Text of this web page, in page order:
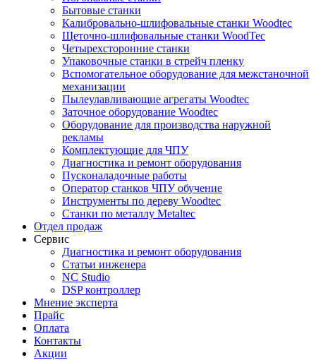
Бытовые станки
Калибровально-шлифовальные станки Woodtec
Щеточно-шлифовальные станки WoodTec
Четырехсторонние станки
Упаковочные станки в стрейч пленку
Вспомогательное оборудование для межстаночной
механизации
Пылеулавливающие агрегаты Woodtec
Заточное оборудование Woodtec
Оборудование для производства наружной
рекламы
Комплектующие для ЧПУ
Диагностика и ремонт оборудования
Пусконаладочные работы
Оператор станков ЧПУ обучение
Инструменты по дереву Woodtec
Станки по металлу Metaltec
Отдел продаж
Сервис
Диагностика и ремонт оборудования
Статьи инженера
NC Studio
DSP контроллер
Мнение эксперта
Прайс
Оплата
Контакты
Акции